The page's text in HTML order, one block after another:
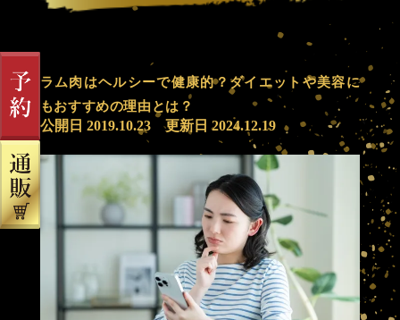
ラム肉はヘルシーで健康的？ダイエットや美容に
もおすすめの理由とは？
公開日 2019.10.23更新日2024.12.19